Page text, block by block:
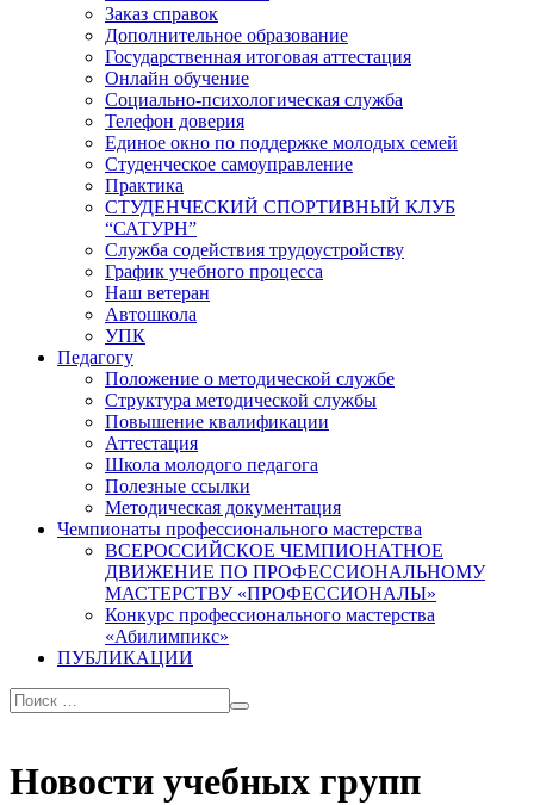
Заказ справок
Дополнительное образование
Государственная итоговая аттестация
Онлайн обучение
Социально-психологическая служба
Телефон доверия
Единое окно по поддержке молодых семей
Студенческое самоуправление
Практика
СТУДЕНЧЕСКИЙ СПОРТИВНЫЙ КЛУБ
“САТУРН”
Служба содействия трудоустройству
График учебного процесса
Наш ветеран
Автошкола
УПК
Педагогу
Положение о методической службе
Структура методической службы
Повышение квалификации
Аттестация
Школа молодого педагога
Полезные ссылки
Методическая документация
Чемпионаты профессионального мастерства
ВСЕРОССИЙСКОЕ ЧЕМПИОНАТНОЕ
ДВИЖЕНИЕ ПО ПРОФЕССИОНАЛЬНОМУ
МАСТЕРСТВУ «ПРОФЕССИОНАЛЫ»
Конкурс профессионального мастерства
«Абилимпикс»
ПУБЛИКАЦИИ
Новости учебных групп